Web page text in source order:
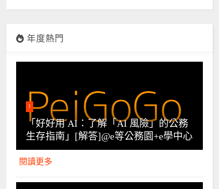
年度熱門
1
「好好用 AI：了解「AI 風險」的公務
生存指南」[解答]@e等公務園+e學中心
閱讀更多